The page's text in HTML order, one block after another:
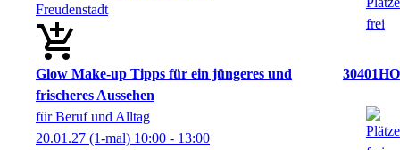
Freudenstadt
Glow Make-up Tipps für ein jüngeres und
frischeres Aussehen
30401HO
für Beruf und Alltag
20.01.27 (1-mal) 10:00 - 13:00